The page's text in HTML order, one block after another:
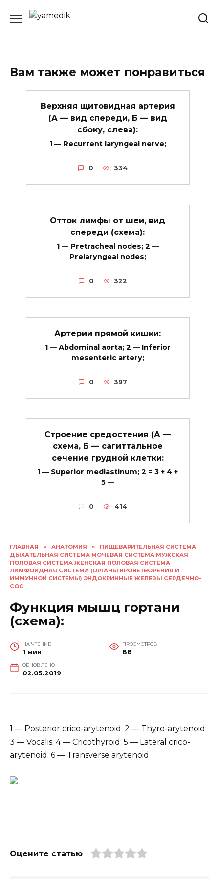
ГЛАВНАЯ » АНАТОМИЯ »
ПИЩЕВАРИТЕЛЬНАЯ СИСТЕМА
ДЫХАТЕЛЬНАЯ СИСТЕМА МОЧЕВАЯ СИСТЕМА МУЖСКАЯ
ПОЛОВАЯ СИСТЕМА ЖЕНСКАЯ ПОЛОВАЯ СИСТЕМА
ЛИМФОИДНАЯ СИСТЕМА (ОРГАНЫ КРОВЕТВОРЕНИЯ И
ИММУННОЙ СИСТЕМЫ) ЭНДОКРИННЫЕ ЖЕЛЕЗЫ СЕРДЕЧНО-
СОС
Функция мышц гортани
(схема):
НА ЧТЕНИЕ
1 мин
ПРОСМОТРОВ
88
ОБНОВЛЕНО
02.05.2019
1 — Posterior crico-arytenoid; 2 — Thyro-arytenoid;
3 — Vocalis; 4 — Cricothyroid; 5 — Lateral crico-
arytenoid; 6 — Transverse arytenoid
Оцените статью
Вам также может понравиться
Верхняя щитовидная артерия
(А — вид спереди, Б — вид
сбоку, слева):
1 — Recurrent laryngeal nerve;
0 334
Отток лимфы от шеи, вид
спереди (схема):
1 — Pretracheal nodes; 2 —
Prelaryngeal nodes;
0 322
Артерии прямой кишки:
1 — Abdominal aorta; 2 — Inferior
mesenteric artery;
0 397
Строение средостения (А —
схема, Б — сагиттальное
сечение грудной клетки:
1 — Superior mediastinum; 2 = 3 + 4 +
5 —
0 414